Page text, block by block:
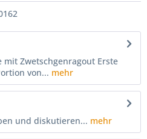
mit Zwetschgenragout Erste
von... mehr
und diskutieren... mehr